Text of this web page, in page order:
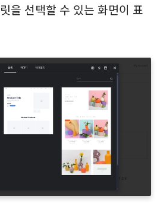
을 선택할 수 있는 화면이 표